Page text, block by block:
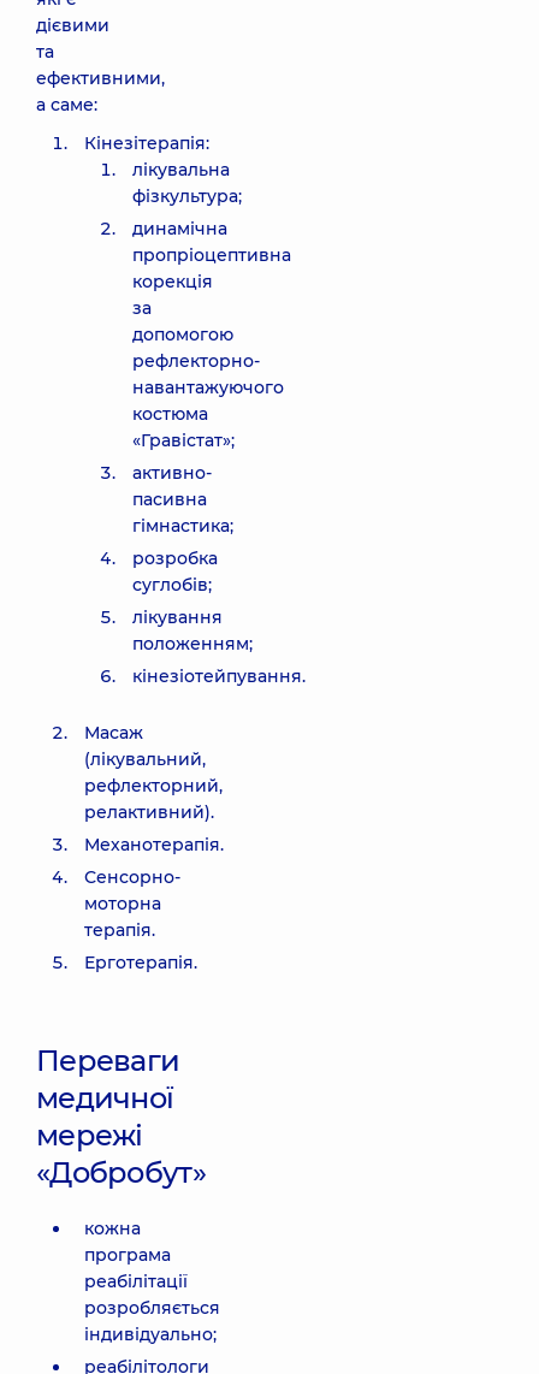
дієвими
та
ефективними,
а саме:
Кінезітерапія:
лікувальна
фізкультура;
динамічна
пропріоцептивна
корекція
за
допомогою
рефлекторно-
навантажуючого
костюма
«Гравістат»;
активно-
пасивна
гімнастика;
розробка
суглобів;
лікування
положенням;
кінезіотейпування.
Масаж
(лікувальний,
рефлекторний,
релактивний).
Механотерапія.
Сенсорно-
моторна
терапія.
Ерготерапія.
Переваги
медичної
мережі
«Добробут»
кожна
програма
реабілітації
розробляється
індивідуально;
реабілітологи